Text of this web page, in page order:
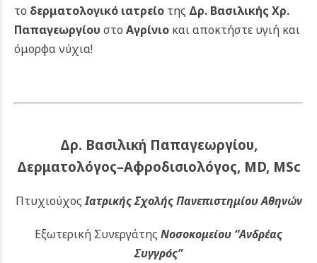
το δερματολογικό ιατρείο της Δρ. Βασιλικής Χρ.
Παπαγεωργίου στο Αγρίνιο και αποκτήστε υγιή και
όμορφα νύχια!
Δρ. Βασιλική Παπαγεωργίου,
Δερματολόγος–Αφροδισιολόγος, MD, MSc
ΠτυχιούχοςΙατρικής Σχολής Πανεπιστημίου Αθηνών
Εξωτερική Συνεργάτης Νοσοκομείου “Ανδρέας
Συγγρός”